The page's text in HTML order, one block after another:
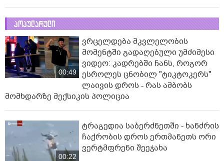
პოპულარული
00:49
ვრცელდება მკვლელობის
მომენტში გადაღებული უმძიმესი
ვიდეო: კადრებში ჩანს, როგორ
ესროლეს ცნობილ "ტიკტოკერს"
ლაივის დროს - რას ამბობს
მომხდარზე მექსიკის პოლიცია
00:22
ტრაგედია საბერძნეთში - ხანძრის
ჩაქრობის დროს ერთმანეთს ორი
ვერტმფრენი შეეჯახა